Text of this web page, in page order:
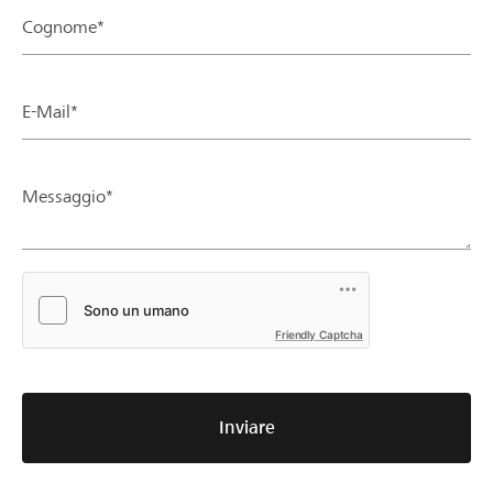
Cognome*
E-Mail*
Messaggio*
Friendly Captcha
Inviare